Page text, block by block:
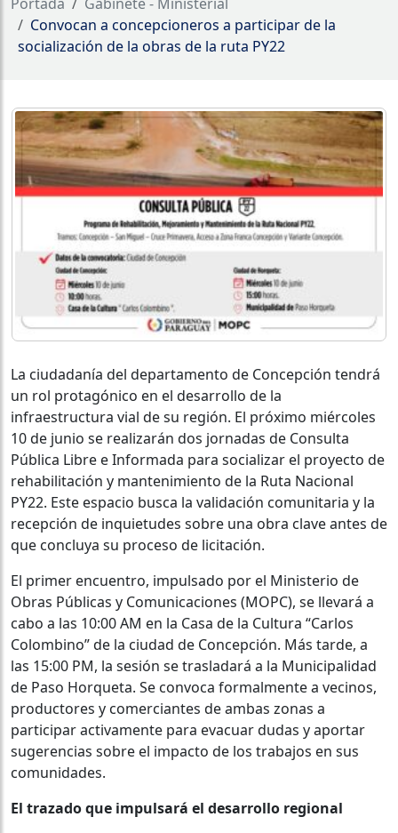
Convocan a concepcioneros a participar de la
socialización de la obras de la ruta PY22
La ciudadanía del departamento de Concepción tendrá
un rol protagónico en el desarrollo de la
infraestructura vial de su región. El próximo miércoles
10 de junio se realizarán dos jornadas de Consulta
Pública Libre e Informada para socializar el proyecto de
rehabilitación y mantenimiento de la Ruta Nacional
PY22. Este espacio busca la validación comunitaria y la
recepción de inquietudes sobre una obra clave antes de
que concluya su proceso de licitación.
El primer encuentro, impulsado por el Ministerio de
Obras Públicas y Comunicaciones (MOPC), se llevará a
cabo a las 10:00 AM en la Casa de la Cultura “Carlos
Colombino” de la ciudad de Concepción. Más tarde, a
las 15:00 PM, la sesión se trasladará a la Municipalidad
de Paso Horqueta. Se convoca formalmente a vecinos,
productores y comerciantes de ambas zonas a
participar activamente para evacuar dudas y aportar
sugerencias sobre el impacto de los trabajos en sus
comunidades.
El trazado que impulsará el desarrollo regional